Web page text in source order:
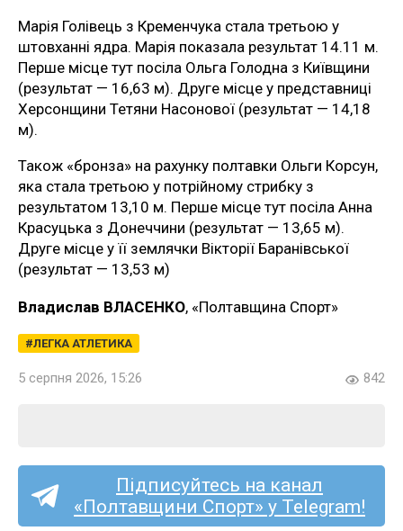
Марія Голівець з Кременчука стала третьою у
штовханні ядра. Марія показала результат 14.11 м.
Перше місце тут посіла Ольга Голодна з Київщини
(результат — 16,63 м). Друге місце у представниці
Херсонщини Тетяни Насонової (результат — 14,18
м).
Також «бронза» на рахунку полтавки Ольги Корсун,
яка стала третьою у потрійному стрибку з
результатом 13,10 м. Перше місце тут посіла Анна
Красуцька з Донеччини (результат — 13,65 м).
Друге місце у її землячки Вікторії Баранівської
(результат — 13,53 м)
Владислав ВЛАСЕНКО, «Полтавщина Спорт»
ЛЕГКА АТЛЕТИКА
5 серпня 2026, 15:26 842
Підписуйтесь на канал
«Полтавщини Спорт» у Telegram!